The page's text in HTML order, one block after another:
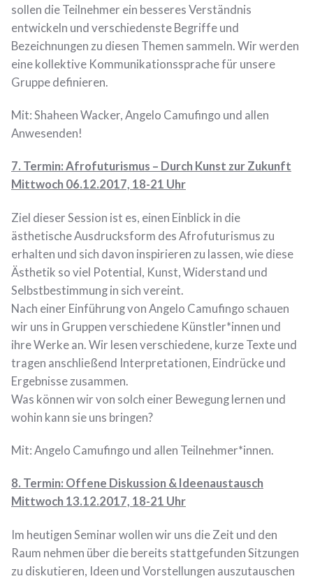
sollen die Teilnehmer ein besseres Verständnis
entwickeln und verschiedenste Begriffe und
Bezeichnungen zu diesen Themen sammeln. Wir werden
eine kollektive Kommunikationssprache für unsere
Gruppe definieren.
Mit: Shaheen Wacker, Angelo Camufingo und allen
Anwesenden!
7. Termin: Afrofuturismus – Durch Kunst zur Zukunft
Mittwoch 06.12.2017, 18-21 Uhr
Ziel dieser Session ist es, einen Einblick in die
ästhetische Ausdrucksform des Afrofuturismus zu
erhalten und sich davon inspirieren zu lassen, wie diese
Ästhetik so viel Potential, Kunst, Widerstand und
Selbstbestimmung in sich vereint.
Nach einer Einführung von Angelo Camufingo schauen
wir uns in Gruppen verschiedene Künstler*innen und
ihre Werke an. Wir lesen verschiedene, kurze Texte und
tragen anschließend Interpretationen, Eindrücke und
Ergebnisse zusammen.
Was können wir von solch einer Bewegung lernen und
wohin kann sie uns bringen?
Mit: Angelo Camufingo und allen Teilnehmer*innen.
8. Termin: Offene Diskussion & Ideenaustausch
Mittwoch 13.12.2017, 18-21 Uhr
Im heutigen Seminar wollen wir uns die Zeit und den
Raum nehmen über die bereits stattgefunden Sitzungen
zu diskutieren, Ideen und Vorstellungen auszutauschen